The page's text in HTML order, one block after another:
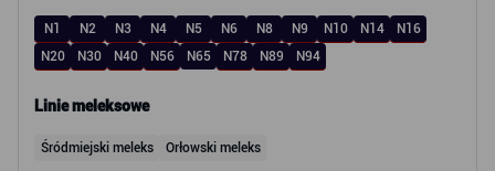
N1 N2 N3 N4 N5 N6 N8 N9 N10 N14
N16
N20
N30 N40 N56 N65 N78 N89 N94
Linie meleksowe
Śródmiejski meleks Orłowski meleks